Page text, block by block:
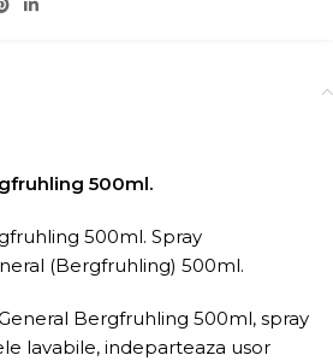
500ml.
500ml. Spray
(Bergfruhling) 500ml.
Bergfruhling 500ml, spray
lavabile, indeparteaza usor